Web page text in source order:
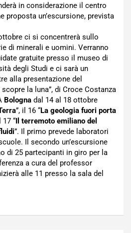
in considerazione il centro
proposta un’escursione, prevista
ci si concentrerà sullo
di minerali e uomini. Verranno
gratuite presso il museo di
degli Studi e ci sarà un
alla presentazione del
la luna”, di Croce Costanza
Bologna dal 14 al 18 ottobre
”, il 16 “La geologia fuori porta
17 “Il terremoto emiliano del
”. Il primo prevede laboratori
Il secondo un’escursione
di 25 partecipanti in giro per la
a cura del professor
alle 11 presso la sala del